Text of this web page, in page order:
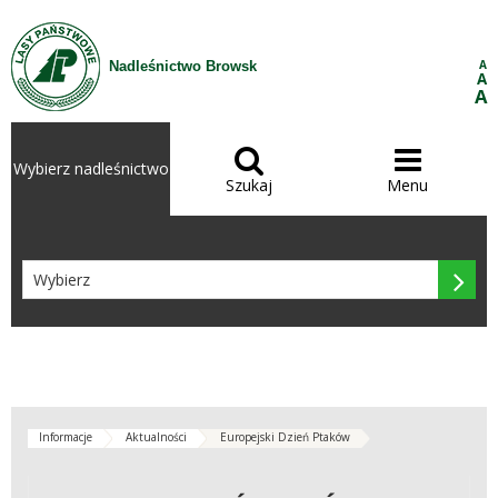
Przejdź do treści
Nadleśnictwo Browsk A
A
A
Wybierz nadleśnictwo 
Szukaj

Menu

Informacje Aktualności Europejski Dzień Ptaków